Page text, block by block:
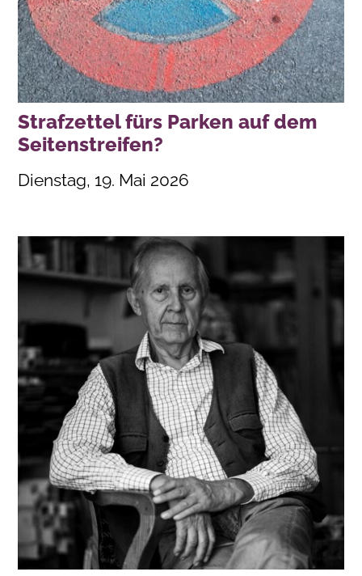
Strafzettel fürs Parken auf dem
Seitenstreifen?
Dienstag, 19. Mai 2026